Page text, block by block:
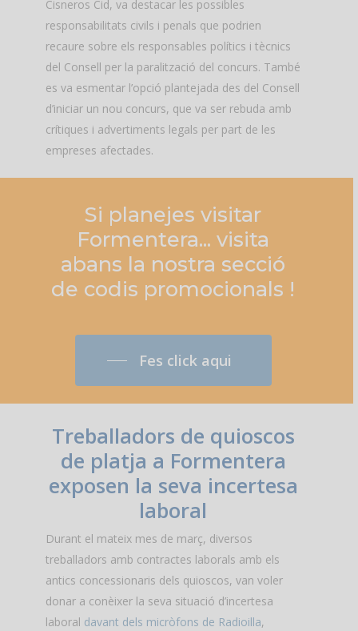
Cisneros Cid, va destacar les possibles
responsabilitats civils i penals que podrien
recaure sobre els responsables polítics i tècnics
del Consell per la paralització del concurs. També
es va esmentar l’opció plantejada des del Consell
d’iniciar un nou concurs, que va ser rebuda amb
crítiques i advertiments legals per part de les
empreses afectades.
Si planejes visitar
Formentera... visita
abans la nostra secció
de codis promocionals !
Fes click aqui
Treballadors de quioscos
de platja a Formentera
exposen la seva incertesa
laboral
Durant el mateix mes de març, diversos
treballadors amb contractes laborals amb els
antics concessionaris dels quioscos, van voler
donar a conèixer la seva situació d’incertesa
laboral davant dels micròfons de Radioilla,